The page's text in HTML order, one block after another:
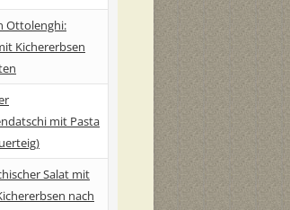
Ottolenghi:
Kichererbsen
mit Pasta
Salat mit
nach